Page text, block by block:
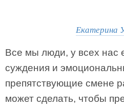
Екатерина
Все мы люди, у всех нас
суждения и
препятствующие смене
может сделать, чтобы